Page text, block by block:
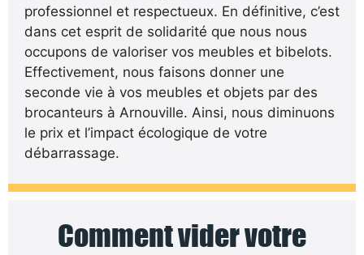
professionnel et respectueux. En définitive, c’est
dans cet esprit de solidarité que nous nous
occupons de valoriser vos meubles et bibelots.
Effectivement, nous faisons donner une
seconde vie à vos meubles et objets par des
brocanteurs à Arnouville. Ainsi, nous diminuons
le prix et l’impact écologique de votre
débarrassage.
Comment vider votre